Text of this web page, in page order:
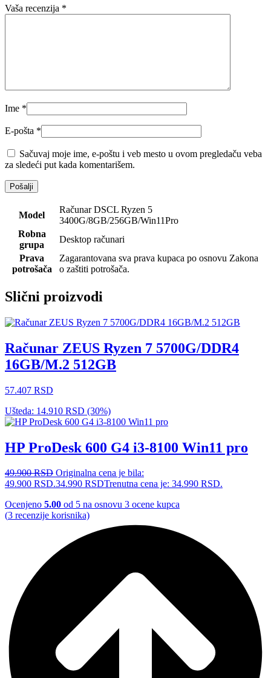
Vaša recenzija *
Ime *
E-pošta *
Sačuvaj moje ime, e-poštu i veb mesto u ovom pregledaču veba
za sledeći put kada komentarišem.
Model
Računar DSCL Ryzen 5
3400G/8GB/256GB/Win11Pro
Robna
grupa
Desktop računari
Prava
potrošača
Zagarantovana sva prava kupaca po osnovu Zakona
o zaštiti potrošača.
Slični proizvodi
Računar ZEUS Ryzen 7 5700G/DDR4
16GB/M.2 512GB
57.407 RSD
Ušteda: 14.910 RSD (30%)
HP ProDesk 600 G4 i3-8100 Win11 pro
49.900RSD Originalna cena je bila:
49.900 RSD.34.990 RSDTrenutna cena je: 34.990 RSD.
Ocenjeno 5.00 od 5 na osnovu 3 ocene kupca
(3 recenzije korisnika)